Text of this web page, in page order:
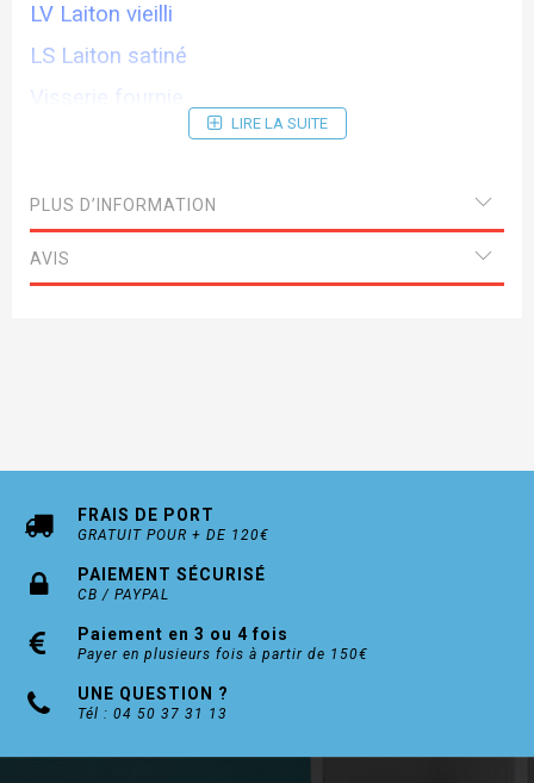
LV Laiton vieilli
LS Laiton satiné
Visserie fournie
LIRE LA SUITE
PLUS D’INFORMATION
AVIS
FRAIS DE PORT
GRATUIT POUR + DE 120€
PAIEMENT SÉCURISÉ
CB / PAYPAL
Paiement en 3 ou 4 fois
Payer en plusieurs fois à partir de 150€
UNE QUESTION ?
Tél : 04 50 37 31 13